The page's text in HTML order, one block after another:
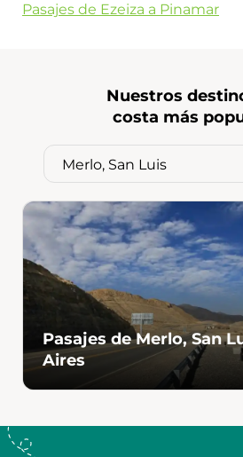
Pasajes de Ezeiza a Pinamar
Nuestros
costa más
Pasajes de Merlo, San
Aires